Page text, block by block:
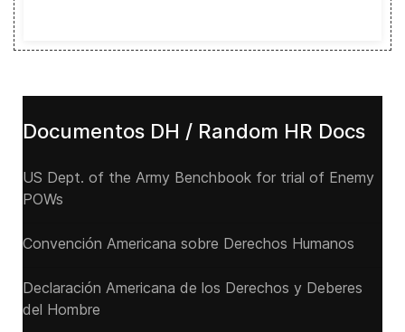
Documentos DH / Random HR Docs
US Dept. of the Army Benchbook for trial of Enemy
POWs
Convención Americana sobre Derechos Humanos
Declaración Americana de los Derechos y Deberes
del Hombre